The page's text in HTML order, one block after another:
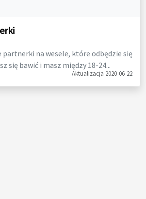
partnerki na wesele, które odbędzie się
się bawić i masz między 18-24...
Aktualizacja 2020-06-22